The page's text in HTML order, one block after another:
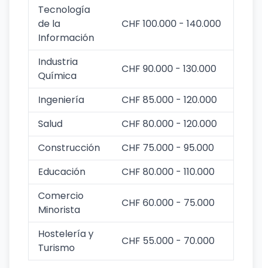
Tecnología
de la
Información
CHF 100.000 - 140.000
Industria
Química
CHF 90.000 - 130.000
Ingeniería
CHF 85.000 - 120.000
Salud
CHF 80.000 - 120.000
Construcción
CHF 75.000 - 95.000
Educación
CHF 80.000 - 110.000
Comercio
Minorista
CHF 60.000 - 75.000
Hostelería y
Turismo
CHF 55.000 - 70.000